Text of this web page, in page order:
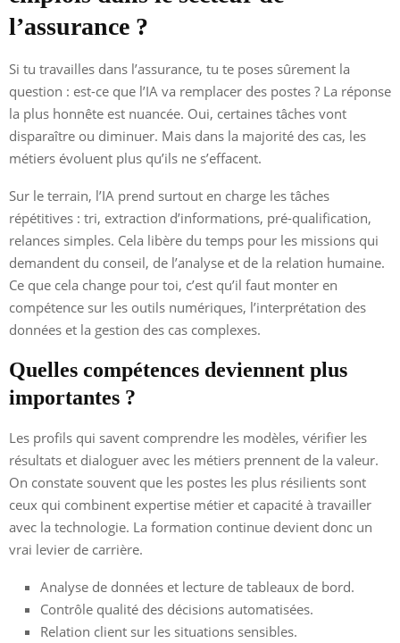
l’assurance ?
Si tu travailles dans l’assurance, tu te poses sûrement la
question : est-ce que l’IA va remplacer des postes ? La réponse
la plus honnête est nuancée. Oui, certaines tâches vont
disparaître ou diminuer. Mais dans la majorité des cas, les
métiers évoluent plus qu’ils ne s’effacent.
Sur le terrain, l’IA prend surtout en charge les tâches
répétitives : tri, extraction d’informations, pré-qualification,
relances simples. Cela libère du temps pour les missions qui
demandent du conseil, de l’analyse et de la relation humaine.
Ce que cela change pour toi, c’est qu’il faut monter en
compétence sur les outils numériques, l’interprétation des
données et la gestion des cas complexes.
Quelles compétences deviennent plus
importantes ?
Les profils qui savent comprendre les modèles, vérifier les
résultats et dialoguer avec les métiers prennent de la valeur.
On constate souvent que les postes les plus résilients sont
ceux qui combinent expertise métier et capacité à travailler
avec la technologie. La formation continue devient donc un
vrai levier de carrière.
Analyse de données et lecture de tableaux de bord.
Contrôle qualité des décisions automatisées.
Relation client sur les situations sensibles.